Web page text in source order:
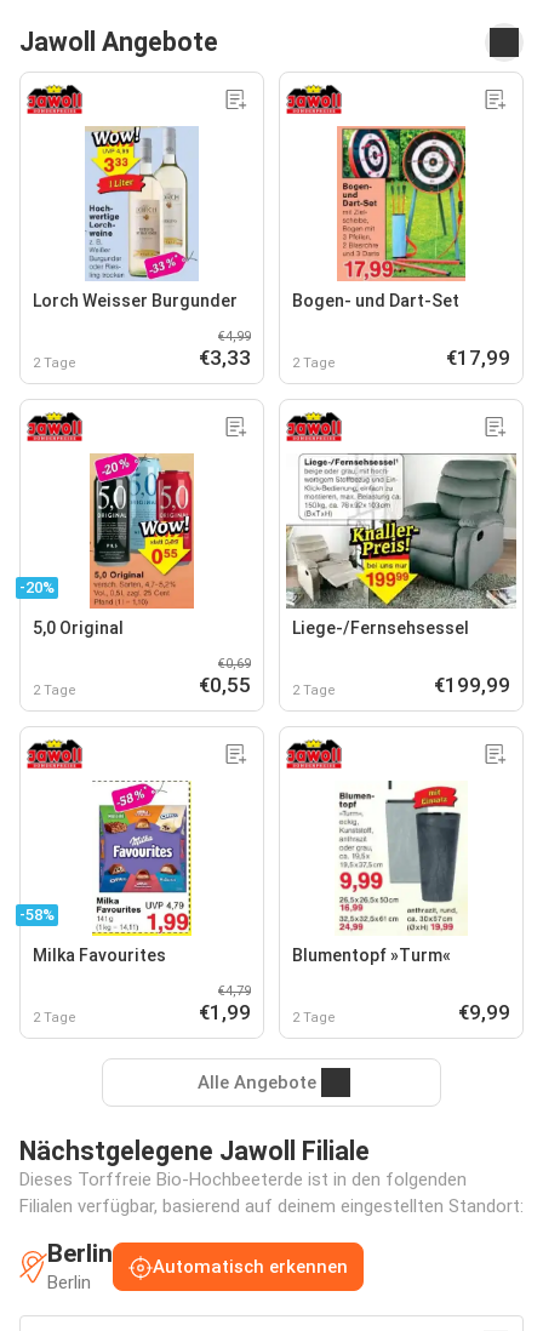
Jawoll Angebote
Lorch Weisser Burgunder
2 Tage
€4,99
€3,33
Bogen- und Dart-Set
2 Tage €17,99
-20%
5,0 Original
2 Tage
€0,69
€0,55
Liege-/Fernsehsessel
2 Tage €199,99
-58%
Milka Favourites
2 Tage
€4,79
€1,99
Blumentopf »Turm«
2 Tage €9,99
Alle Angebote
Nächstgelegene Jawoll Filiale
Dieses Torffreie Bio-Hochbeeterde ist in den folgenden
Filialen verfügbar, basierend auf deinem eingestellten Standort:
Berlin
Berlin
Automatisch erkennen